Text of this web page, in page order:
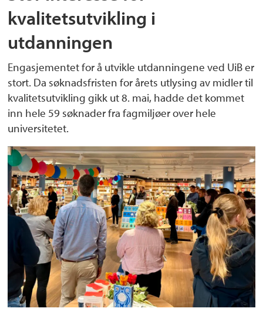
kvalitetsutvikling i
utdanningen
Engasjementet for å utvikle utdanningene ved UiB er
stort. Da søknadsfristen for årets utlysing av midler til
kvalitetsutvikling gikk ut 8. mai, hadde det kommet
inn hele 59 søknader fra fagmiljøer over hele
universitetet.